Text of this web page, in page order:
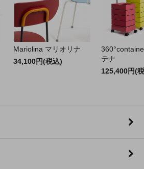
Mariolina マリオリナ
34,100円(税込)
テナ
125,400円(